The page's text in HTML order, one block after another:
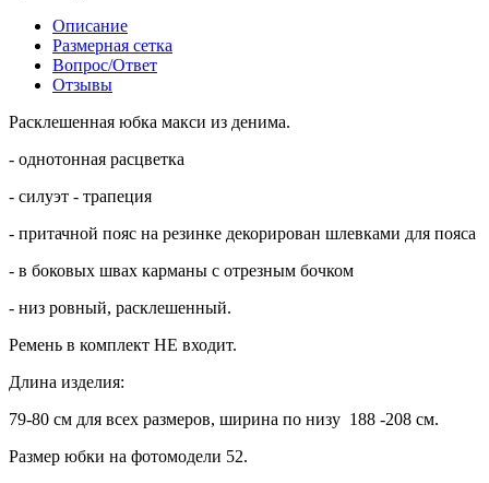
Описание
Размерная сетка
Вопрос/Ответ
Отзывы
Расклешенная юбка макси из денима.
- однотонная расцветка
- силуэт - трапеция
- притачной пояс на резинке декорирован шлевками для пояса
- в боковых швах карманы с отрезным бочком
- низ ровный, расклешенный.
Ремень в комплект НЕ входит.
Длина изделия:
79-80 см для всех размеров, ширина по низу 188 -208 см.
Размер юбки на фотомодели 52.